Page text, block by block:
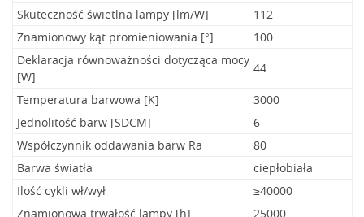
Skuteczność świetlna lampy [lm/W]
112
Znamionowy kąt promieniowania [°]
100
Deklaracja równoważności dotycząca mocy
[W]
44
Temperatura barwowa [K]
3000
Jednolitość barw [SDCM]
6
Współczynnik oddawania barw Ra
80
Barwa światła
ciepłobiała
Ilość cykli wł/wył
≥40000
Znamionowa trwałość lampy [h]
25000